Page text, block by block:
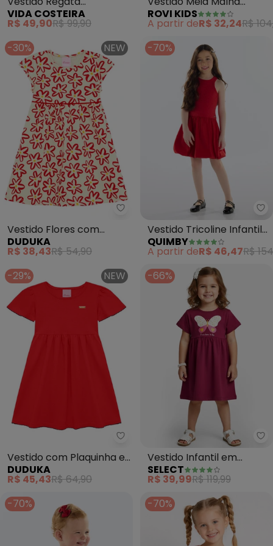
Babadinhos (Vermelho)
VIDA COSTEIRA
R$ 49,90R$ 99,90
(Vermelho)
ROVI KIDS
A partir deR$ 32,24R$
-30%
NEW
Duduka - Vestido Flores com
Vestido Flores com
Recorte na Cintura
(Vermelho)
DUDUKA
R$ 38,43R$ 54,90
-70%
Vestido Tricoline Infantil
(Vermelho)
QUIMBY
A partir deR$ 46,47R$
-29%
NEW
Vestido com Plaquinha e
Linha Piquet (Vermelho)
DUDUKA
R$ 45,43R$ 64,90
-66%
Vestido Infantil em
Molecotton (Vermelho)
SELECT
R$ 39,99R$ 119,99
-70%
-70%